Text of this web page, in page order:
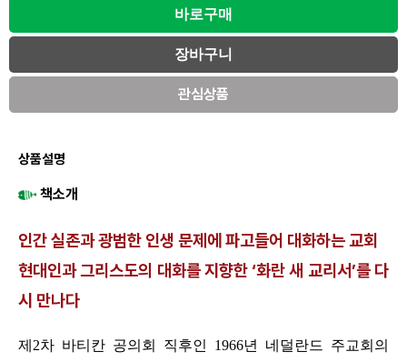
관심상품
상품설명
책소개
인간 실존과 광범한 인생 문제에 파고들어 대화하는 교회
현대인과 그리스도의 대화를 지향한 ‘화란 새 교리서’를 다
시 만나다
제2차 바티칸 공의회 직후인 1966년 네덜란드 주교회의